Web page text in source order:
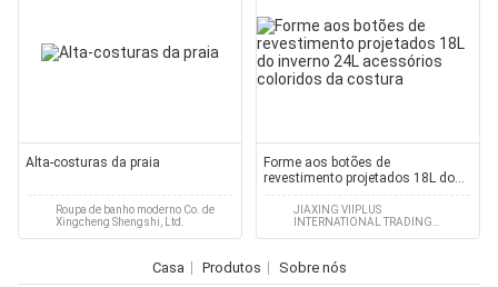
Alta-costuras da praia
Roupa de banho moderno Co. de
Xingcheng Shengshi, Ltd.
Forme aos botões de
revestimento projetados 18L do
inverno 24L acessórios coloridos
da costura
JIAXING VIIPLUS
INTERNATIONAL TRADING
Casa Produtos Sobre nós